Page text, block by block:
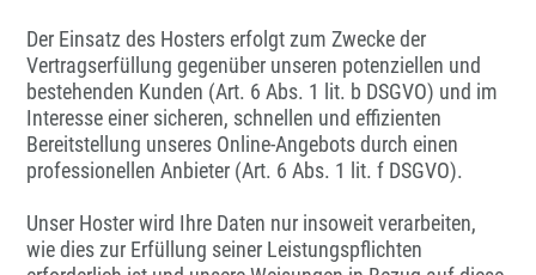
Der Einsatz des Hosters erfolgt zum Zwecke der
Vertragserfüllung gegenüber unseren potenziellen und
bestehenden Kunden (Art. 6 Abs. 1 lit. b DSGVO) und im
Interesse einer sicheren, schnellen und effizienten
Bereitstellung unseres Online-Angebots durch einen
professionellen Anbieter (Art. 6 Abs. 1 lit. f DSGVO).
Unser Hoster wird Ihre Daten nur insoweit verarbeiten,
wie dies zur Erfüllung seiner Leistungspflichten